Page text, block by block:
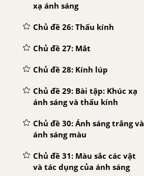
xạ ánh sáng
Chủ đề 26: Thấu kính
Chủ đề 27: Mắt
Chủ đề 28: Kính lúp
Chủ đề 29: Bài tập: Khúc xạ
ánh sáng và thấu kính
Chủ đề 30: Ánh sáng trắng và
ánh sáng màu
Chủ đề 31: Màu sắc các vật
và tác dụng của ánh sáng